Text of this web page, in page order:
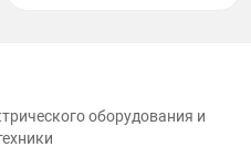
оборудования и